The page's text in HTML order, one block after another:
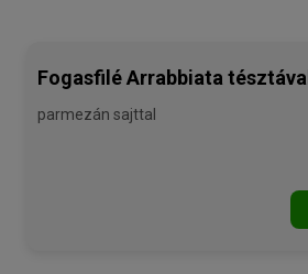
Fogasfilé Arrabbiata tésztával
parmezán sajttal